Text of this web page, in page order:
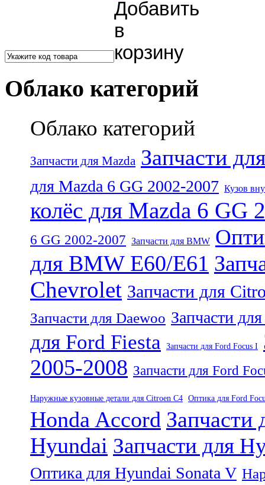
Облако категорий
Облако категорий
Запчасти для Mazda Запчасти
для Mazda 6 GG 2002-2007 Кузов
колёс для Mazda 6 GG
6 GG 2002-2007 Запчасти для BMW
для BMW E60/E61
Chevrolet Запчасти для
Запчасти для Daewoo Запчасти
для Ford Fiesta Запчасти для Ford Focus I
2005-2008 Запчасти для Ford
Наружные кузовные детали для Citroen C4 Оптика для Ford
Honda Accord Запчасти
Hyundai Запчасти для
Оптика для Hyundai Sonata V